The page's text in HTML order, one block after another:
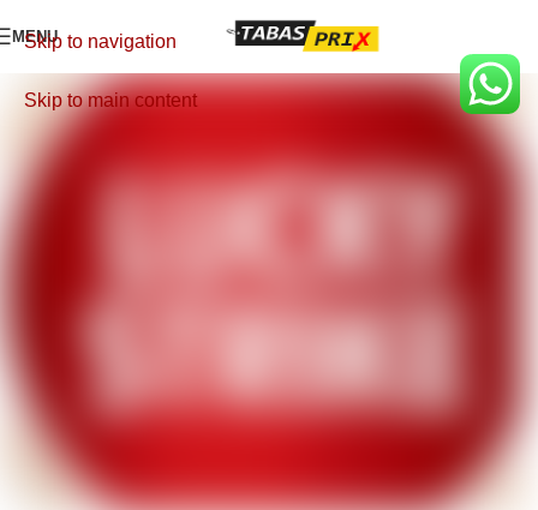
Skip to navigation
Skip to main content
MENU